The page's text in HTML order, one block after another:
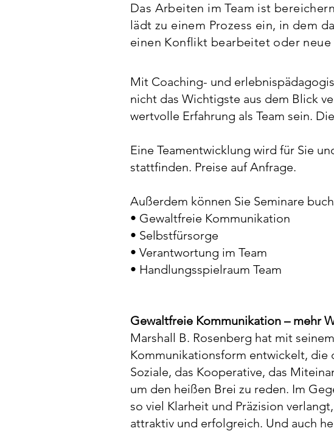
Das Arbeiten im Team ist
lädt zu einem Prozess ein, in dem
einen Konflikt bearbeitet oder
Mit Coaching- und
nicht das Wichtigste aus dem Blick
wertvolle Erfahrung als Team sein.
Eine Teamentwicklung wird für Sie
stattfinden. Preise auf Anfrage.
Außerdem können Sie Seminare
• Gewaltfreie Kommunikation
• Selbstfürsorge
• Verantwortung im Team
• Handlungsspielraum Team
Gewaltfreie Kommunikation – mehr
​Marshall B. Rosenberg hat mit
Kommunikationsform entwickelt, die
Soziale, das Kooperative, das
um den heißen Brei zu reden. Im
so viel Klarheit und Präzision
attraktiv und erfolgreich. Und auch